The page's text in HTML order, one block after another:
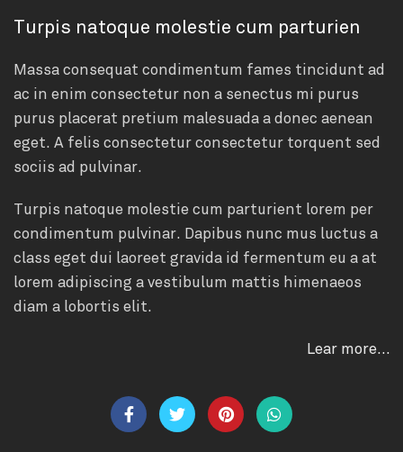
Turpis natoque molestie cum parturien
Massa consequat condimentum fames tincidunt ad
ac in enim consectetur non a senectus mi purus
purus placerat pretium malesuada a donec aenean
eget. A felis consectetur consectetur torquent sed
sociis ad pulvinar.
Turpis natoque molestie cum parturient lorem per
condimentum pulvinar. Dapibus nunc mus luctus a
class eget dui laoreet gravida id fermentum eu a at
lorem adipiscing a vestibulum mattis himenaeos
diam a lobortis elit.
Lear more…